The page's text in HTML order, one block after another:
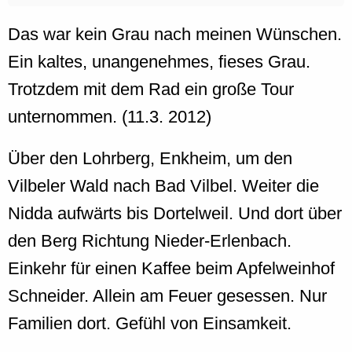
Das war kein Grau nach meinen Wünschen.
Ein kaltes, unangenehmes, fieses Grau.
Trotzdem mit dem Rad ein große Tour
unternommen. (11.3. 2012)
Über den Lohrberg, Enkheim, um den
Vilbeler Wald nach Bad Vilbel. Weiter die
Nidda aufwärts bis Dortelweil. Und dort über
den Berg Richtung Nieder-Erlenbach.
Einkehr für einen Kaffee beim Apfelweinhof
Schneider. Allein am Feuer gesessen. Nur
Familien dort. Gefühl von Einsamkeit.